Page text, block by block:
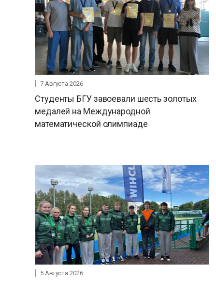
7 Августа 2026
Студенты БГУ завоевали шесть золотых
медалей на Международной
математической олимпиаде
5 Августа 2026